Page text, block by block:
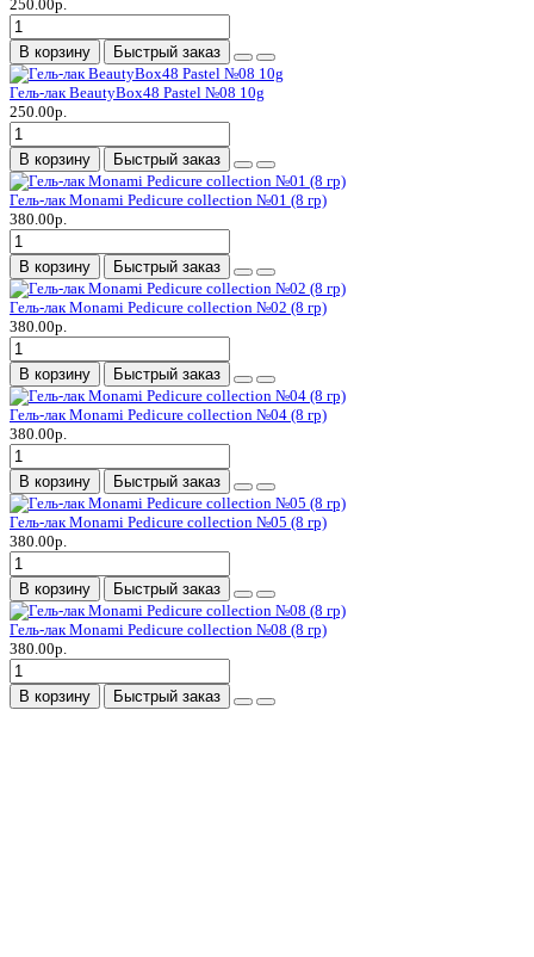
250.00р.
В корзину Быстрый заказ
Гель-лак BeautyBox48 Pastel №08 10g
250.00р.
В корзину Быстрый заказ
Гель-лак Monami Pedicure collection №01 (8 гр)
380.00р.
В корзину Быстрый заказ
Гель-лак Monami Pedicure collection №02 (8 гр)
380.00р.
В корзину Быстрый заказ
Гель-лак Monami Pedicure collection №04 (8 гр)
380.00р.
В корзину Быстрый заказ
Гель-лак Monami Pedicure collection №05 (8 гр)
380.00р.
В корзину Быстрый заказ
Гель-лак Monami Pedicure collection №08 (8 гр)
380.00р.
В корзину Быстрый заказ